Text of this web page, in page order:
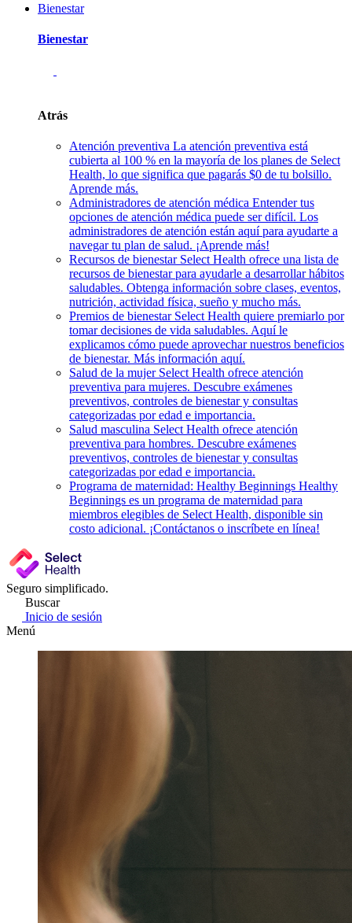
Bienestar
Bienestar
Atrás
Atención preventiva La atención preventiva está
cubierta al 100 % en la mayoría de los planes de Select
Health, lo que significa que pagarás $0 de tu bolsillo.
Aprende más.
Administradores de atención médica Entender tus
opciones de atención médica puede ser difícil. Los
administradores de atención están aquí para ayudarte a
navegar tu plan de salud. ¡Aprende más!
Recursos de bienestar Select Health ofrece una lista de
recursos de bienestar para ayudarle a desarrollar hábitos
saludables. Obtenga información sobre clases, eventos,
nutrición, actividad física, sueño y mucho más.
Premios de bienestar Select Health quiere premiarlo por
tomar decisiones de vida saludables. Aquí le
explicamos cómo puede aprovechar nuestros beneficios
de bienestar. Más información aquí.
Salud de la mujer Select Health ofrece atención
preventiva para mujeres. Descubre exámenes
preventivos, controles de bienestar y consultas
categorizadas por edad e importancia.
Salud masculina Select Health ofrece atención
preventiva para hombres. Descubre exámenes
preventivos, controles de bienestar y consultas
categorizadas por edad e importancia.
Programa de maternidad: Healthy Beginnings Healthy
Beginnings es un programa de maternidad para
miembros elegibles de Select Health, disponible sin
costo adicional. ¡Contáctanos o inscríbete en línea!
Seguro simplificado.
Buscar
Inicio de sesión
Menú